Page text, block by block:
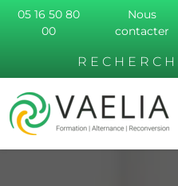
05 16 50 80
00
Nous
contacter